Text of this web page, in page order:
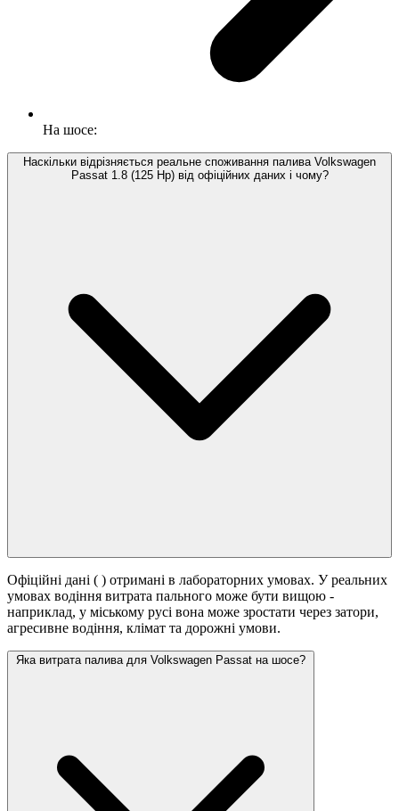
На шосе:
Наскільки відрізняється реальне споживання палива Volkswagen
Passat 1.8 (125 Hp) від офіційних даних і чому?
Офіційні дані ( ) отримані в лабораторних умовах. У реальних
умовах водіння витрата пального може бути вищою -
наприклад, у міському русі вона може зростати через затори,
агресивне водіння, клімат та дорожні умови.
Яка витрата палива для Volkswagen Passat на шосе?